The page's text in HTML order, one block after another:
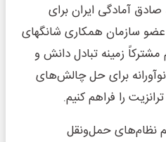
آمادگی ایران برای
سازمان همکاری شانگهای
مشترکاً زمینه تبادل دانش و
برای حل چالش‌های
را فراهم کنیم.
نظام‌های حمل‌ونقل